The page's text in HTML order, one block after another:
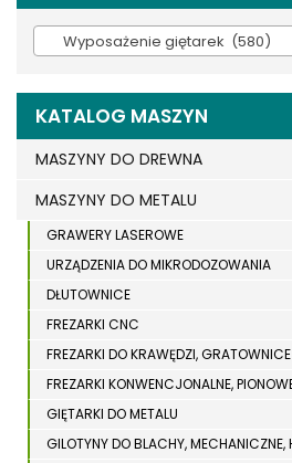
Wyposażenie giętarek (580)
KATALOG MASZYN
MASZYNY DO DREWNA
MASZYNY DO METALU
GRAWERY LASEROWE
URZĄDZENIA DO MIKRODOZOWANIA
DŁUTOWNICE
FREZARKI CNC
FREZARKI DO KRAWĘDZI, GRATOWNICE
FREZARKI KONWENCJONALNE,
GIĘTARKI DO METALU
GILOTYNY DO BLACHY, MECHANICZNE,